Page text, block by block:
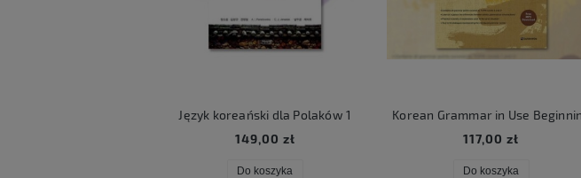
Język koreański dla Polaków 1
149,00 zł
Do koszyka
Korean Grammar in Use Beginning
117,00 zł
Do koszyka